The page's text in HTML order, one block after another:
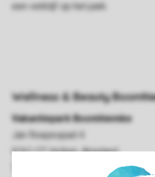
een verblijf op het park.